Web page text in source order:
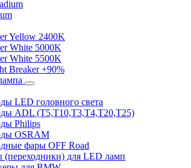
Yellow 2400K
White 5000K
White 5500K
Breaker +90%
LED головного света
ADL (T5,T10,T3,T4,T20,T25)
Philips
OSRAM
фары OFF Road
(переходники) для LED ламп